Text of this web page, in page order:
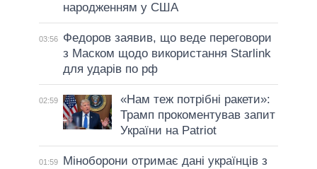
народженням у США
03:56
Федоров заявив, що веде переговори
з Маском щодо використання Starlink
для ударів по рф
02:59
«Нам теж потрібні ракети»:
Трамп прокоментував запит
України на Patriot
01:59
Міноборони отримає дані українців з